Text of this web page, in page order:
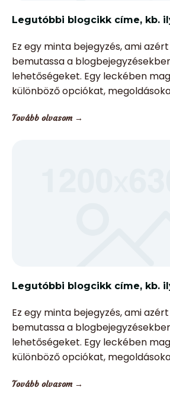
Legutóbbi blogcikk címe, kb.
Ez egy minta bejegyzés, ami
bemutassa a
lehetőségeket. Egy leckében
különböző opciókat,
Tovább olvasom →
Legutóbbi blogcikk címe, kb.
Ez egy minta bejegyzés, ami
bemutassa a
lehetőségeket. Egy leckében
különböző opciókat,
Tovább olvasom →